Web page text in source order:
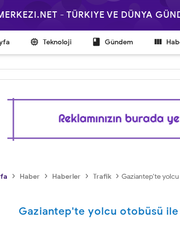
- TÜRKIYE VE DÜNYA
 Teknoloji  Gündem 
› Haber › Haberler › Trafik › Gaziantep'te yolcu
Gaziantep'te yolcu otobüsü ile